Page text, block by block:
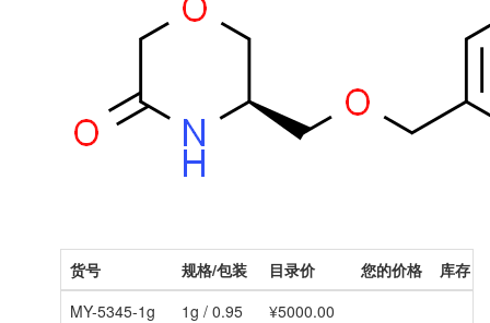
货号 规格/包装 目录价 您的价格 库存
MY-5345-1g
1g / 0.95 ¥5000.00